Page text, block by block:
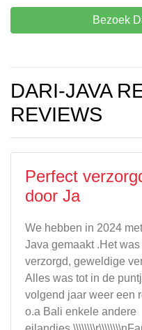
Bezoek
DARI-JAVA
REVIEWS
Perfect
door Ja
We hebben in 2024
Java gemaakt .Het
verzorgd, geweldige
Alles was tot in de
volgend jaar weer een
o.a Bali enkele andere